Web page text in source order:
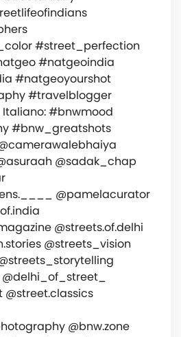
#street_perfection
#natgeoindia
#natgeoyourshot
#travelblogger
#bnwmood
#bnw_greatshots
@sadak_chap
@pamelacurator
@streets.of.delhi
@streets_vision
@street.classics
@bnw.zone